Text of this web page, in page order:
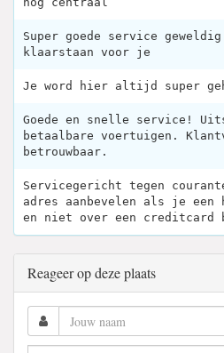
Super goede service
klaarstaan voor je
Je word hier altijd super
Goede en snelle service!
betaalbare voertuigen.
betrouwbaar.
Servicegericht tegen
adres aanbevelen als je een
en niet over een creditcard
Reageer op deze plaats